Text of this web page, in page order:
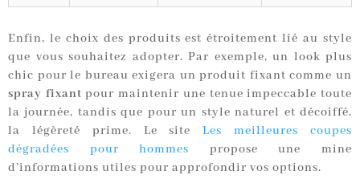
Enfin, le choix des produits est étroitement lié au style
que vous souhaitez adopter. Par exemple, un look plus
chic pour le bureau exigera un produit fixant comme un
spray fixantpour maintenir une tenue impeccable toute
la journée, tandis que pour un style naturel et décoiffé,
la légèreté prime. Le siteLes meilleures coupes
dégradées pour hommes propose une mine
d’informations utiles pour approfondir vos options.